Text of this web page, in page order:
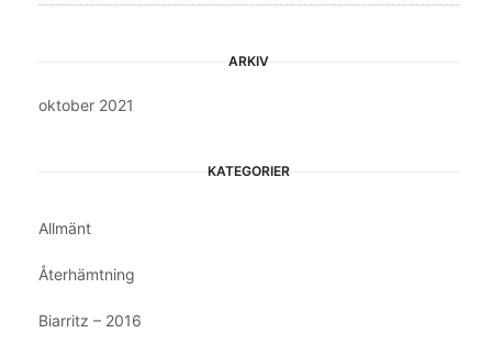
ARKIV
oktober 2021
KATEGORIER
Allmänt
Återhämtning
Biarritz – 2016